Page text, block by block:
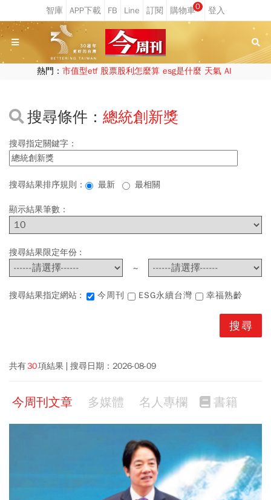
0
熱門： 市值型etf 股票股利怎麼算 esg是什麼 天氣 AI
搜尋條件： 總統創新獎
搜尋指定關鍵字：
搜尋結果排序規則： 最新 最相關
顯示結果筆數：
搜尋結果限定年份 :
~
搜尋結果指定網站 : 今周刊 ESG永續台灣 幸福熟齡
共有30項結果 搜尋日期： 2026-08-09
今周刊文章 多媒體 名人專欄 書籍